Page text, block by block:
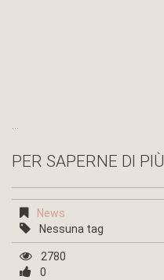
PER SAPERNE DI PIÙ
News
Nessuna tag
2780
0